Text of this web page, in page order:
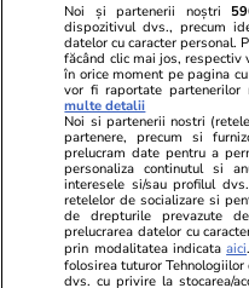
GSP.ro
A murit Spiridon,
Mutu » Fan Știința,
Noi și partenerii noștri
dispozitivul dvs., precum
datelor cu caracter personal.
făcând clic mai jos,
în orice moment pe pagina
vor fi raportate
multe detalii
Noi si partenerii nostri
partenere, precum si
prelucram date pentru a
personaliza continutul si
interesele si/sau profilul
retelelor de socializare si
de drepturile prevazute
prelucrarea datelor cu
prin modalitatea indicataaici
folosirea tuturor
dvs. cu privire la stocarea/